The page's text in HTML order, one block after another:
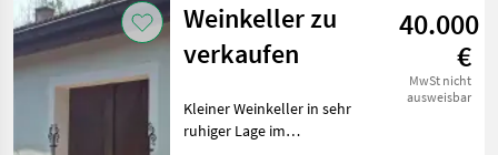
Kategorie 4 Land Filter
AKTUELLER
Realitätenmarkt
Ergebnisse
anzeigen
Weinkeller zu
verkaufen
40.000
€
MwSt nicht
ausweisbar
Kleiner Weinkeller in sehr
ruhiger Lage im